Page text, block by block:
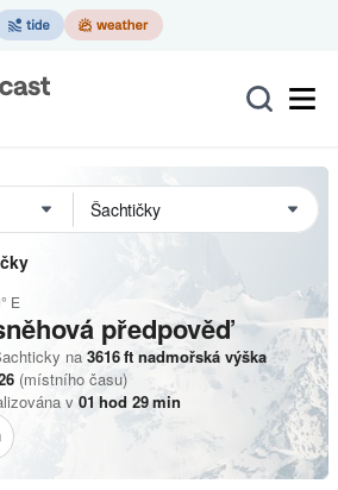
E
předpověď
na 3616ft nadmořská výška
(místního času)
v 01 hod 29min